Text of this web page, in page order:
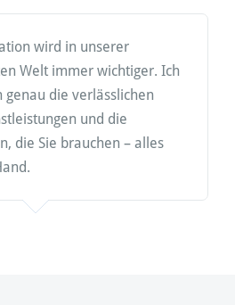
wird in unserer
Welt immer wichtiger. Ich
genau die verlässlichen
und die
die Sie brauchen – alles